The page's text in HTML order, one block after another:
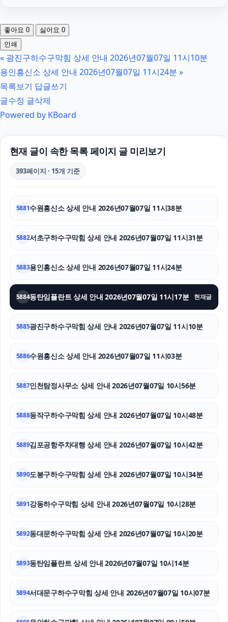
인스타그램 팔로워 늘리기
서초성범죄전문변호사
수원이혼변호사
오렌지티켓
레이 EV 장기렌트
인스타그램 좋아요
남양주이혼전문변호사
좋아요 0 싫어요 0
인쇄
« 광진구하수구막힘 상세 안내 2026년07월07일 11시10분
용인흥신소 상세 안내 2026년07월07일 11시24분 »
목록보기 답글쓰기
글수정 글삭제
Powered by KBoard
현재 글이 속한 목록 페이지 글 미리보기
393페이지 · 15개 기준
5881수원흥신소 상세 안내 2026년07월07일 11시38분
5882서초구하수구막힘 상세 안내 2026년07월07일 11시31분
5883용인흥신소 상세 안내 2026년07월07일 11시24분
5884동탄임플란트 상세 안내 2026년07월07일 11시17분 현재글
5885광진구하수구막힘 상세 안내 2026년07월07일 11시10분
5886수원흥신소 상세 안내 2026년07월07일 11시03분
5887인천탐정사무소 상세 안내 2026년07월07일 10시56분
5888동작구하수구막힘 상세 안내 2026년07월07일 10시48분
5889김포공항주차대행 상세 안내 2026년07월07일 10시42분
5890도봉구하수구막힘 상세 안내 2026년07월07일 10시34분
5891강동하수구막힘 상세 안내 2026년07월07일 10시28분
5892동대문하수구막힘 상세 안내 2026년07월07일 10시20분
5893동탄임플란트 상세 안내 2026년07월07일 10시14분
5894서대문구하수구막힘 상세 안내 2026년07월07일 10시07분